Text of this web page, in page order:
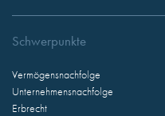
Schwerpunkte
Vermögensnachfolge
Unternehmensnachfolge
Erbrecht